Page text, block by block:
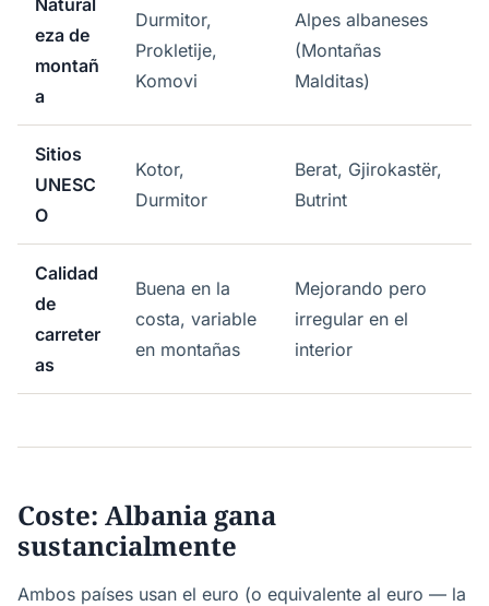
Natural
eza de
montañ
a
Durmitor,
Prokletije,
Komovi
Alpes albaneses
(Montañas
Malditas)
Sitios
UNESC
O
Kotor,
Durmitor
Berat, Gjirokastër,
Butrint
Calidad
de
carreter
as
Buena en la
costa, variable
en montañas
Mejorando pero
irregular en el
interior
Coste: Albania gana
sustancialmente
Ambos países usan el euro (o equivalente al euro — la